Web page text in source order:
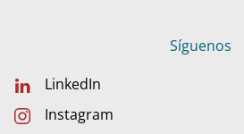
Síguenos
LinkedIn
Instagram